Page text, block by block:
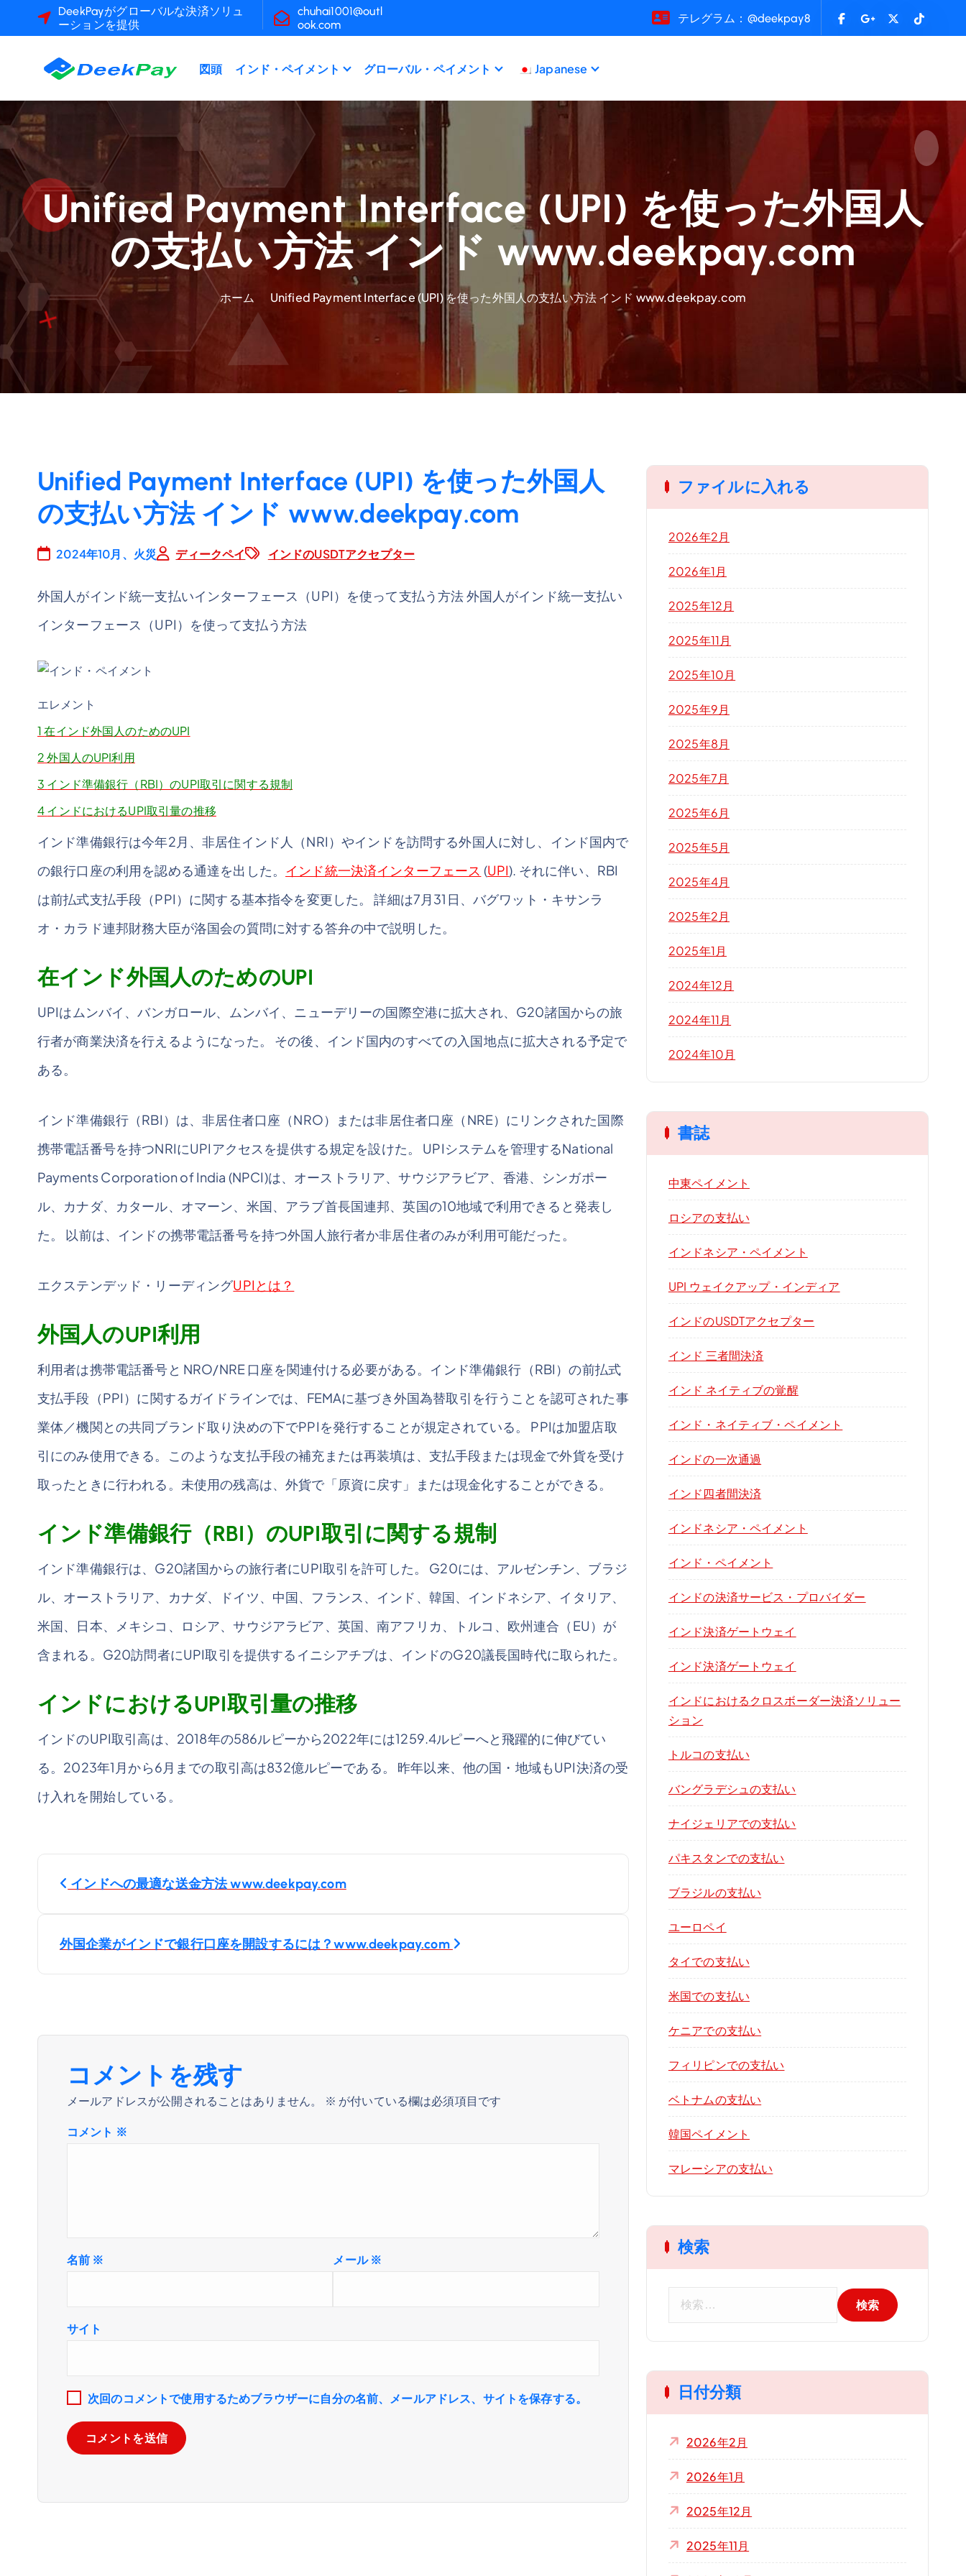
ス
キ
DeekPayがグローバルな決済ソリュ
ーションを提供
chuhai1001@outl
ook.com
テレグラム：@deekpay8
図頭 インド・ペイメント グローバル・ペイメント Japanese
Unified Payment Interface (UPI) を使った外国人
の支払い方法 インド www.deekpay.com
ホーム Unified Payment Interface (UPI) を使った外国人の支払い方法 インド www.deekpay.com
Unified Payment Interface (UPI) を使った外国人
の支払い方法 インド www.deekpay.com
2024年10月、火災 ディークペイ インドのUSDTアクセプター
外国人がインド統一支払いインターフェース（UPI）を使って支払う方法 外国人がインド統一支払い
インターフェース（UPI）を使って支払う方法
エレメント
1 在インド外国人のためのUPI
2 外国人のUPI利用
3 インド準備銀行（RBI）のUPI取引に関する規制
4インドにおけるUPI取引量の推移
インド準備銀行は今年2月、非居住インド人（NRI）やインドを訪問する外国人に対し、インド国内で
の銀行口座の利用を認める通達を出した。 インド統一決済インターフェース (UPI). それに伴い、RBI
は前払式支払手段（PPI）に関する基本指令を変更した。 詳細は7月31日、バグワット・キサンラ
オ・カラド連邦財務大臣が洛国会の質問に対する答弁の中で説明した。
在インド外国人のためのUPI
UPIはムンバイ、バンガロール、ムンバイ、ニューデリーの国際空港に拡大され、G20諸国からの旅
行者が商業決済を行えるようになった。 その後、インド国内のすべての入国地点に拡大される予定で
ある。
インド準備銀行（RBI）は、非居住者口座（NRO）または非居住者口座（NRE）にリンクされた国際
携帯電話番号を持つNRIにUPIアクセスを提供する規定を設けた。 UPIシステムを管理するNational
Payments Corporation of India (NPCI)は、オーストラリア、サウジアラビア、香港、シンガポー
ル、カナダ、カタール、オマーン、米国、アラブ首長国連邦、英国の10地域で利用できると発表し
た。 以前は、インドの携帯電話番号を持つ外国人旅行者か非居住者のみが利用可能だった。
エクステンデッド・リーディングUPIとは？
外国人のUPI利用
利用者は携帯電話番号と NRO/NRE 口座を関連付ける必要がある。インド準備銀行（RBI）の前払式
支払手段（PPI）に関するガイドラインでは、FEMAに基づき外国為替取引を行うことを認可された事
業体／機関との共同ブランド取り決めの下でPPIを発行することが規定されている。 PPIは加盟店取
引にのみ使用できる。このような支払手段の補充または再装填は、支払手段または現金で外貨を受け
取ったときに行われる。未使用の残高は、外貨で「原資に戻す」または現金化することができる。
インド準備銀行（RBI）のUPI取引に関する規制
インド準備銀行は、G20諸国からの旅行者にUPI取引を許可した。 G20には、アルゼンチン、ブラジ
ル、オーストラリア、カナダ、ドイツ、中国、フランス、インド、韓国、インドネシア、イタリア、
米国、日本、メキシコ、ロシア、サウジアラビア、英国、南アフリカ、トルコ、欧州連合（EU）が
含まれる。G20訪問者にUPI取引を提供するイニシアチブは、インドのG20議長国時代に取られた。
インドにおけるUPI取引量の推移
インドのUPI取引高は、2018年の586ルピーから2022年には1259.4ルピーへと飛躍的に伸びてい
る。2023年1月から6月までの取引高は832億ルピーである。 昨年以来、他の国・地域もUPI決済の受
け入れを開始している。
投
ナ
ゲ
シ
インドへの最適な送金方法 www.deekpay.com
外国企業がインドで銀行口座を開設するには？www.deekpay.com
コメントを残す
メールアドレスが公開されることはありません。 ※ が付いている欄は必須項目です
コメント ※
名前 ※ メール※
サイト
次回のコメントで使用するためブラウザーに自分の名前、メールアドレス、サイトを保存する。
ファイルに入れる
2026年2月
2026年1月
2025年12月
2025年11月
2025年10月
2025年9月
2025年8月
2025年7月
2025年6月
2025年5月
2025年4月
2025年2月
2025年1月
2024年12月
2024年11月
2024年10月
書誌
中東ペイメント
ロシアの支払い
インドネシア・ペイメント
UPI ウェイクアップ・インディア
インドのUSDTアクセプター
インド 三者間決済
インド ネイティブの覚醒
インド・ネイティブ・ペイメント
インドの一次通過
インド四者間決済
インドネシア・ペイメント
インド・ペイメント
インドの決済サービス・プロバイダー
インド決済ゲートウェイ
インド決済ゲートウェイ
インドにおけるクロスボーダー決済ソリュー
ション
トルコの支払い
バングラデシュの支払い
ナイジェリアでの支払い
パキスタンでの支払い
ブラジルの支払い
ユーロペイ
タイでの支払い
米国での支払い
ケニアでの支払い
フィリピンでの支払い
ベトナムの支払い
韓国ペイメント
マレーシアの支払い
検索
日付分類
2026年2月
2026年1月
2025年12月
2025年11月